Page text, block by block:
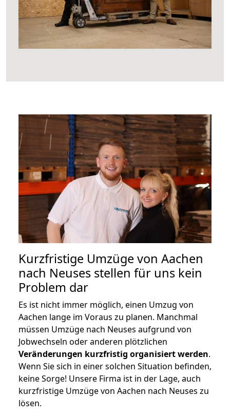
Kurzfristige Umzüge von Aachen
nach Neuses stellen für uns kein
Problem dar
Es ist nicht immer möglich, einen Umzug von
Aachen lange im Voraus zu planen. Manchmal
müssen Umzüge nach Neuses aufgrund von
Jobwechseln oder anderen plötzlichen
Veränderungen kurzfristig organisiert werden.
Wenn Sie sich in einer solchen Situation befinden,
keine Sorge! Unsere Firma ist in der Lage, auch
kurzfristige Umzüge von Aachen nach Neuses zu
lösen.